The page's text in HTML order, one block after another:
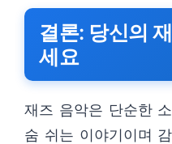
결론: 당신의
세요
재즈 음악은 단순한
숨 쉬는 이야기이며